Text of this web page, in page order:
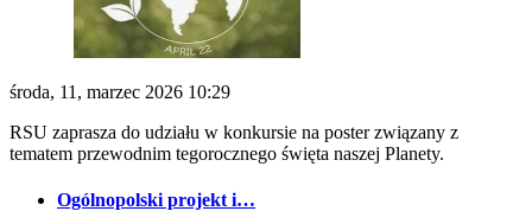
środa, 11, marzec 2026 10:29
RSU zaprasza do udziału w konkursie na poster związany z
tematem przewodnim tegorocznego święta naszej Planety.
Ogólnopolski projekt i…